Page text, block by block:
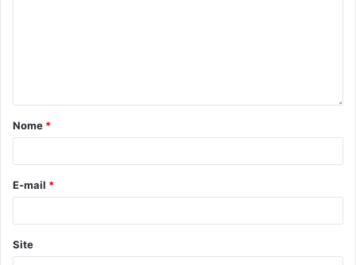
Nome *
E-mail *
Site